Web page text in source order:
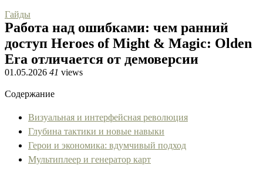
Гайды
Работа над ошибками: чем ранний
доступ Heroes of Might & Magic: Olden
Era отличается от демоверсии
01.05.2026 41 views
Содержание
Визуальная и интерфейсная революция
Глубина тактики и новые навыки
Герои и экономика: вдумчивый подход
Мультиплеер и генератор карт